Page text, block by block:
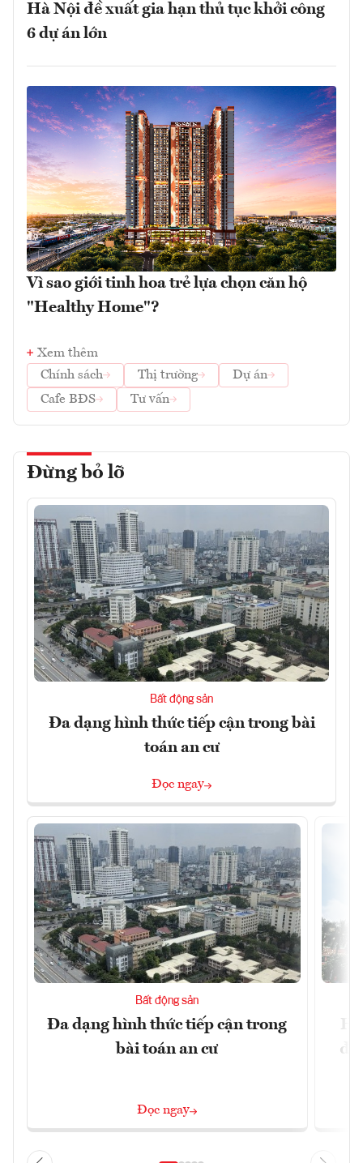
Hà Nội đề xuất gia hạn thủ tục khởi công
6 dự án lớn
Vì sao giới tinh hoa trẻ lựa chọn căn hộ
"Healthy Home"?
Xem thêm
Chính sách
Thị trường
Dự án
Cafe BĐS
Tư vấn
Đừng bỏ lỡ
Bất động sản
Đa dạng hình thức tiếp cận trong bài
toán an cư
Đọc ngay
Bất động sản
Đa dạng hình thức tiếp cận trong
bài toán an cư
Đọc ngay